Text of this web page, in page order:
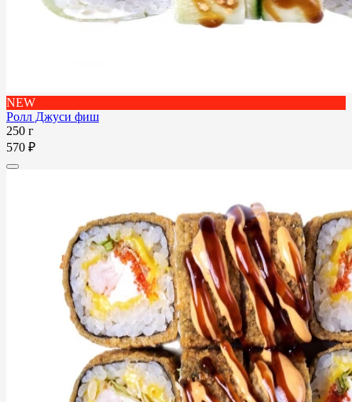
NEW
Ролл Джуси фиш
250 г
570 ₽